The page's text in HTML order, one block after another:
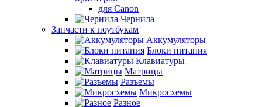
для Canon
Чернила
Запчасти к ноутбукам
Аккумуляторы
Блоки питания
Клавиатуры
Матрицы
Разъемы
Микросхемы
Разное